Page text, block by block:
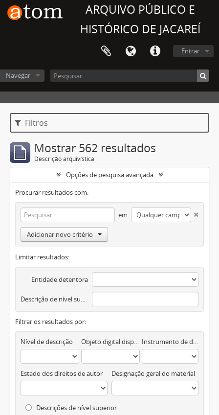
ARQUIVO PÚBLICO E
HISTÓRICO DE JACAREÍ
Entrar
Navegar
Filtros
Mostrar 562 resultados
Descrição arquivística
Opções de pesquisa avançada
Procurar resultados com:
em
Adicionar novo critério
Limitar resultados:
Entidade detentora
Descrição de nível superior
Filtrar os resultados por:
Nível de descrição Objeto digital disponível Instrumento de descrição documental
Estado dos direitos de autor Designação geral do material
Descrições de nível superior